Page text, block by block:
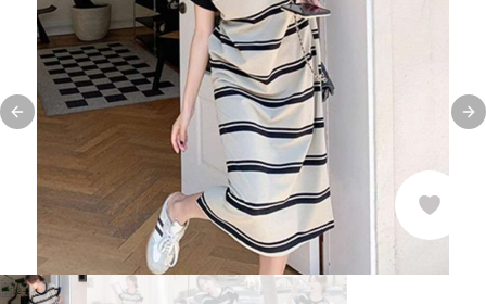
Previous slide